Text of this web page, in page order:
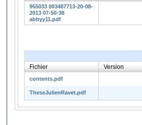
955033 003487713-20-08-
2013 07-50-38
abbyy11.pdf
Fichier Version
contents.pdf
TheseJulienRavet.pdf